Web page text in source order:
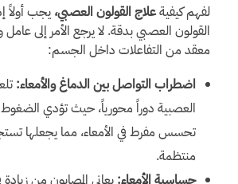
لفهم كيفيةعلاج القولون العصبي، يجب أولاً
القولون العصبي بدقة. لا يرجع الأمر إلى
معقد من التفاعلات داخل الجسم:
اضطراب التواصل بين الدماغ والأمعاء:
العصبية دوراً محورياً، حيث تؤدي الضغوط
تحسس مفرط في الأمعاء، مما يجعلها
منتظمة.